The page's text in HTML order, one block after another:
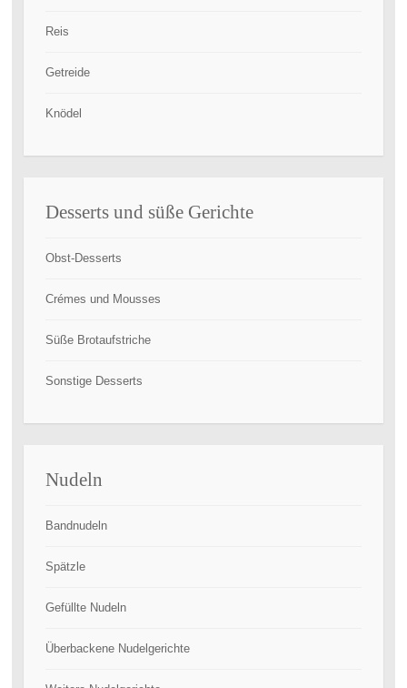
Reis
Getreide
Knödel
Desserts und süße Gerichte
Obst-Desserts
Crémes und Mousses
Süße Brotaufstriche
Sonstige Desserts
Nudeln
Bandnudeln
Spätzle
Gefüllte Nudeln
Überbackene Nudelgerichte